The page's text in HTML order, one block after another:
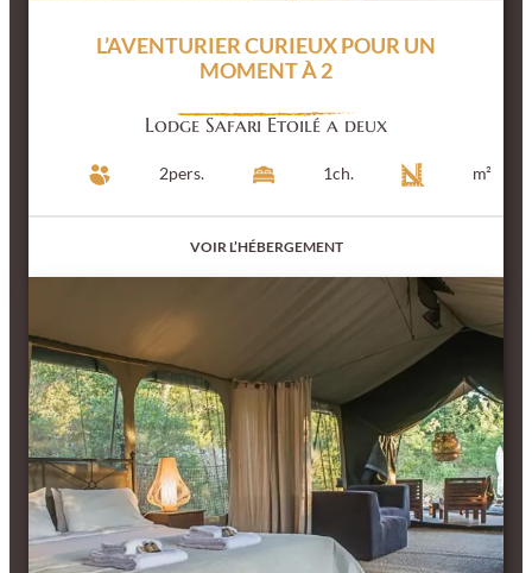
L’AVENTURIERCURIEUX POUR UN
MOMENT À 2
Lodge Safari Etoilé a deux
2pers. 1ch. m²
VOIR L’HÉBERGEMENT